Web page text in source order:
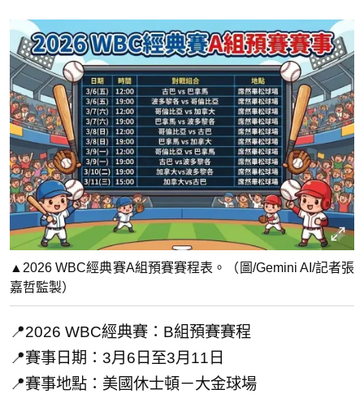
▲2026 WBC經典賽A組預賽賽程表。（圖/Gemini AI/記者張
嘉哲監製）
📍2026 WBC經典賽：B組預賽賽程
📍賽事日期：3月6日至3月11日
📍賽事地點：美國休士頓－大金球場